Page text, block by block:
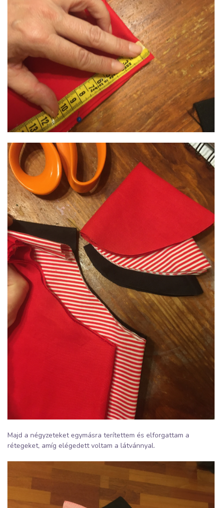
Majd a négyzeteket egymásra terítettem és elforgattam a
rétegeket, amíg elégedett voltam a látvánnyal.